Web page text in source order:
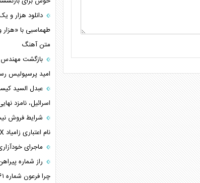
چرا کویت به
اعتراف غرب به
خطای راهبردی
متن و حاشیه
دانلود هزار
طهماسبی با
متن آهنگ
بازگشت مهندس
امید پرسپولیس
عبدل السید
اسرائیل، نامزد
شرایط فروش
نام اعتباری زامیاد EX مرداد ۱۴۰۵
ماجرای
راز شماره
چرا فرعون شماره ۶۱ را انتخاب کرد؟